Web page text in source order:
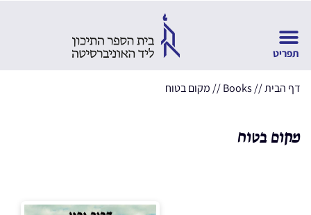
דף הבית//
Books
// מקום בטוח
מקום בטוח